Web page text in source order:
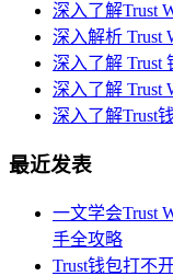
深入了解Trust
深入解析 Trust
深入了解 Trust
深入了解 Trust
深入了解Trust
最近发表
一文学会Trust
手全攻略
Trust钱包打不